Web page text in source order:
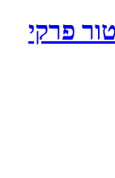
פרקי